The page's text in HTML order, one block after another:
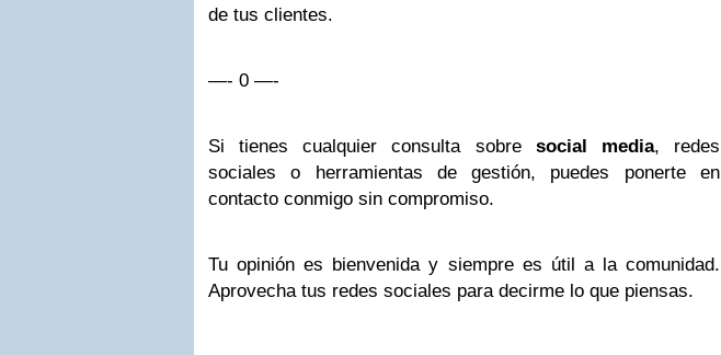
de tus clientes.
—- 0 —-
Si tienes cualquier consulta sobre social media, redes
sociales o herramientas de gestión, puedes ponerte en
contacto conmigo sin compromiso.
Tu opinión es bienvenida y siempre es útil a la comunidad.
Aprovecha tus redes sociales para decirme lo que piensas.